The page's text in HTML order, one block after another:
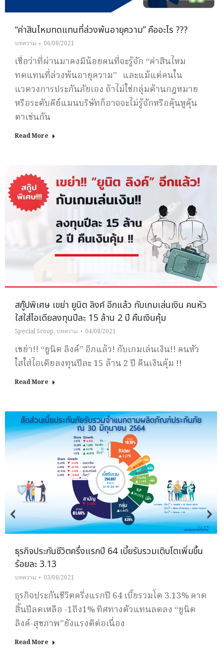
“ค่าสินไหมทดแทนที่ล่วงพ้นอายุความ” คืออะไร ???
บทความ 06/08/2021
เชื่อว่าที่ผ่านมาคงมีน้อยคนที่จะรู้จัก “ค่าสินไหม
ทดแทนที่ล่วงพ้นอายุความ” และแม้แต่คนใน
แวดวงการประกันภัยเอง ถ้าไม่ใช่กลุ่มด้านกฎหมาย
หรือระดับคีย์แมนบริษัทก็อาจจะไม่รู้จักหรือคุ้นหูคุ้น
ตาเช่นกัน
Read More
สกู๊ปพิเศษ เขย่า ยูนิต ลิงค์ อีกแล้ว กับเกมเล่นเงิน คนหัว
ใสใส่ไอเดียลงทุนปีละ 15 ล้าน 2 ปี คืนเงินคุ้ม
Special Scoop, บทความ 04/08/2021
เขย่า!! “ยูนิต ลิงค์” อีกแล้ว! กับเกมเล่นเงิน!! คนหัว
ใสใส่ไอเดียลงทุนปีละ 15 ล้าน 2 ปี คืนเงินคุ้ม !!
Read More
ธุรกิจประกันชีวิตครึ่งแรกปี 64 เบี้ยรับรวมเติบโตเพิ่มขึ้น
ร้อยละ 3.13
บทความ 03/08/2021
ธุรกิจประกันชีวิตครึ่งแรกปี 64 เบี้ยรวมโต 3.13% คาด
สิ้นปีลดเหลือ -1ถึง1% ทิศทางตัวแทนลดลง “ยูนิต
ลิงค์-สุขภาพ”ยังแรงดีต่อเนื่อง
Read More